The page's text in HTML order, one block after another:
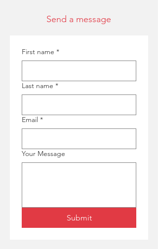
Send a message
First name *
Last name *
Email *
Your Message
Submit